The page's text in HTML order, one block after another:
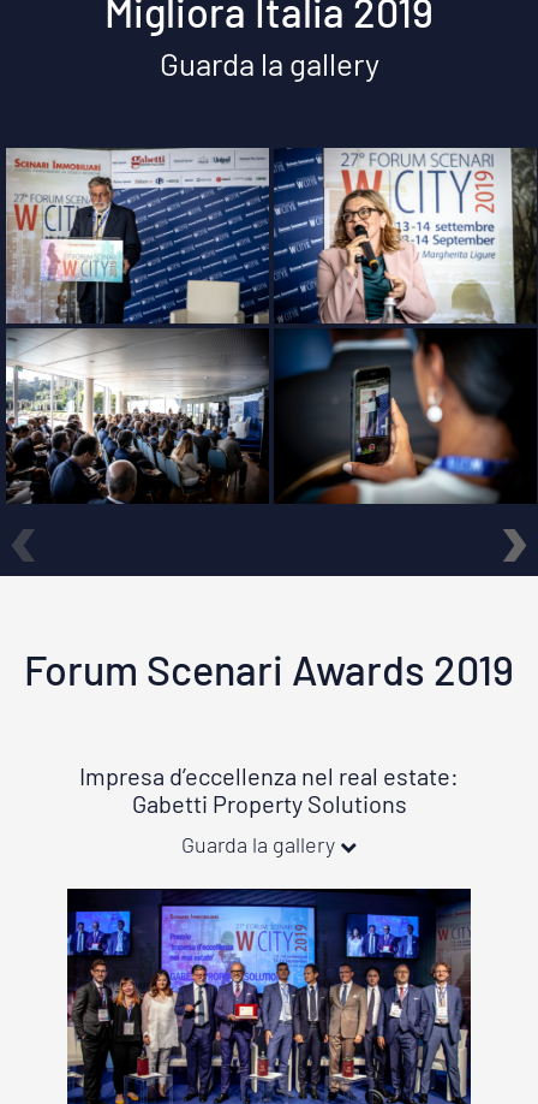
Migliora Italia 2019
Guarda la gallery
‹ ›
Forum Scenari Awards 2019
Impresa d’eccellenza nel real estate:
Gabetti Property Solutions
Guarda la gallery